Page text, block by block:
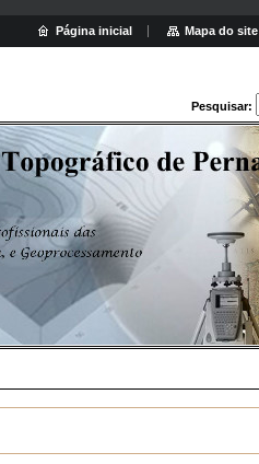
Pesquisar:
Página inicial Mapa do site